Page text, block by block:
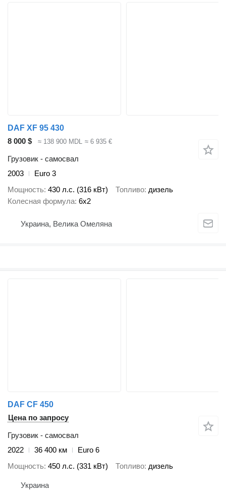
DAF XF 95 430
8 000 $
≈ 138 900 MDL ≈ 6 935 €
Грузовик - самосвал
2003
Euro 3
Мощность 430 л.с. (316 кВт) Топливо дизель
Колесная формула 6x2
Украина, Велика Омеляна
DAF CF 450
Цена по запросу
Грузовик - самосвал
2022
36 400 км
Euro 6
Мощность 450 л.с. (331 кВт) Топливо дизель
Украина